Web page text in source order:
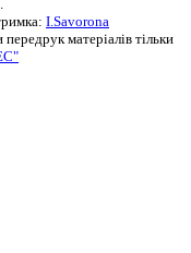
I.Savorona
матеріалів тільки